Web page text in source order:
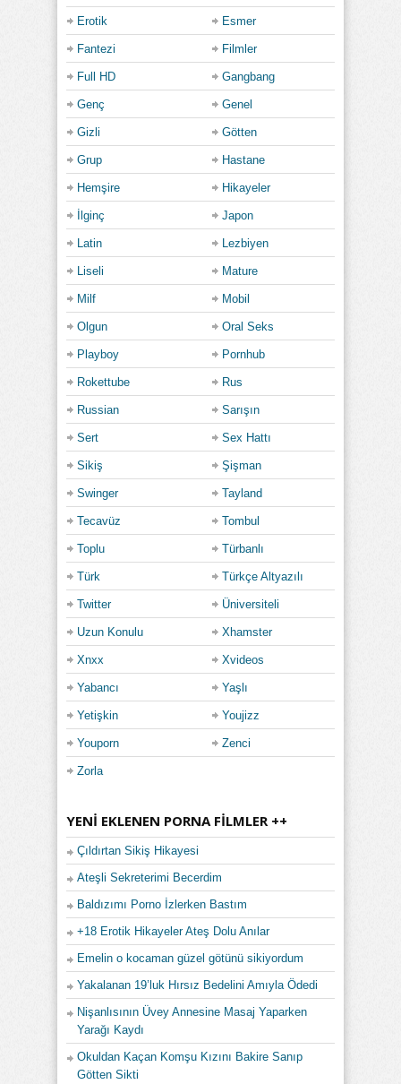
Erotik Esmer
Fantezi Filmler
Full HD Gangbang
Genç Genel
Gizli Götten
Grup Hastane
Hemşire Hikayeler
İlginç Japon
Latin Lezbiyen
Liseli Mature
Milf Mobil
Olgun Oral Seks
Playboy Pornhub
Rokettube Rus
Russian Sarışın
Sert Sex Hattı
Sikiş Şişman
Swinger Tayland
Tecavüz Tombul
Toplu Türbanlı
Türk Türkçe Altyazılı
Twitter Üniversiteli
Uzun Konulu Xhamster
Xnxx Xvideos
Yabancı Yaşlı
Yetişkin Youjizz
Youporn Zenci
Zorla
YENI EKLENEN PORNA FILMLER ++
Çıldırtan Sikiş Hikayesi
Ateşli Sekreterimi Becerdim
Baldızımı Porno İzlerken Bastım
+18 Erotik Hikayeler Ateş Dolu Anılar
Emelin o kocaman güzel götünü sikiyordum
Yakalanan 19’luk Hırsız Bedelini Amıyla Ödedi
Nişanlısının Üvey Annesine Masaj Yaparken
Yarağı Kaydı
Okuldan Kaçan Komşu Kızını Bakire Sanıp
Götten Sikti